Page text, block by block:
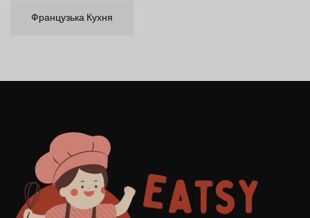
Французька Кухня